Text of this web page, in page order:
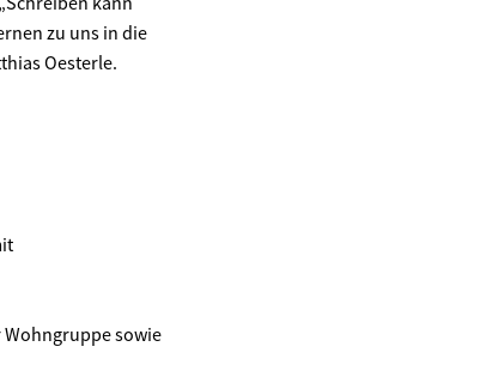
zu uns in die
Oesterle.
sowie